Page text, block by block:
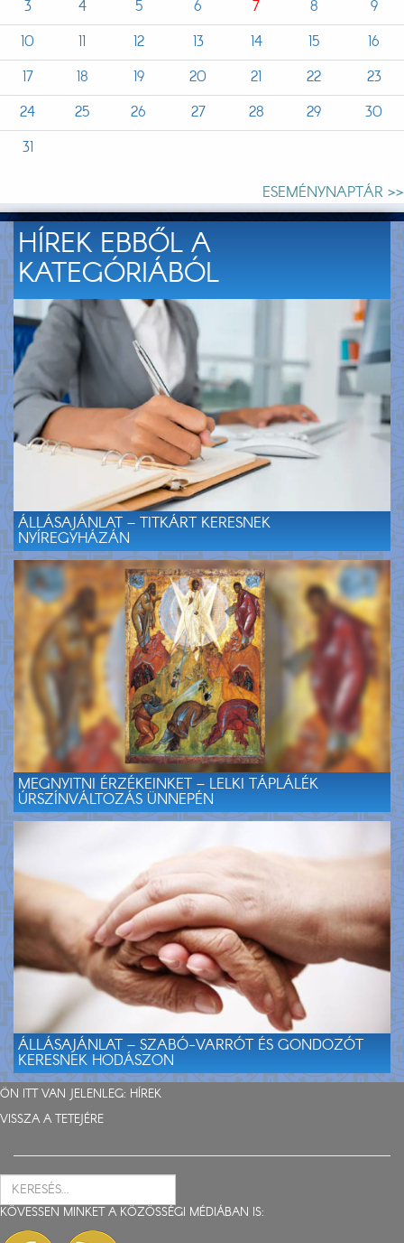
3 4 5 6 7 8
9
10
11 12 13 14 15
16
17
18 19 20 21 22
23
24
25 26 27 28 29
30
31
ESEMÉNYNAPTÁR >>
HÍREK EBBŐL A
KATEGÓRIÁBÓL
ÁLLÁSAJÁNLAT – TITKÁRT KERESNEK
NYÍREGYHÁZÁN
MEGNYITNI ÉRZÉKEINKET – LELKI TÁPLÁLÉK
ÚRSZÍNVÁLTOZÁS ÜNNEPÉN
ÁLLÁSAJÁNLAT – SZABÓ-VARRÓT ÉS GONDOZÓT
KERESNEK HODÁSZON
ÖN ITT VAN JELENLEG: HÍREK
VISSZA A TETEJÉRE
KÖVESSEN MINKET A KÖZÖSSÉGI MÉDIÁBAN IS: